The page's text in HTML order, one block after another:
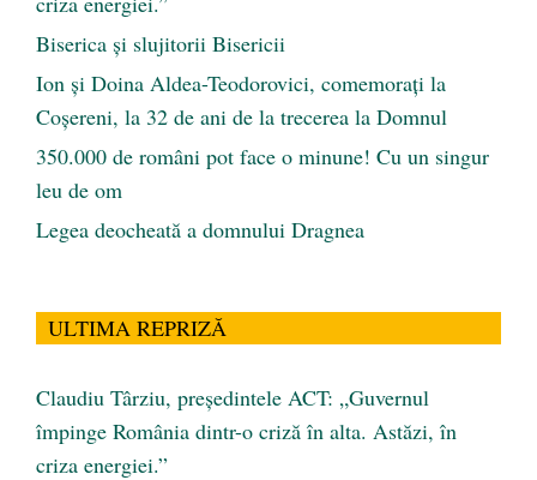
Biserica și slujitorii Bisericii
Ion și Doina Aldea-Teodorovici, comemorați la
Coșereni, la 32 de ani de la trecerea la Domnul
350.000 de români pot face o minune! Cu un singur
leu de om
Legea deocheată a domnului Dragnea
ULTIMA REPRIZĂ
Claudiu Târziu, președintele ACT: „Guvernul
împinge România dintr-o criză în alta. Astăzi, în
criza energiei.”